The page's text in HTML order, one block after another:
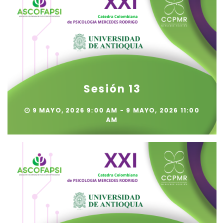
Sesión 13
9 MAYO, 2026 9:00 AM - 9 MAYO, 2026 11:00
AM